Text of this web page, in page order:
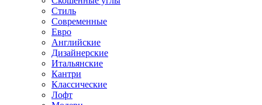
Стиль
Современные
Евро
Английские
Дизайнерские
Итальянские
Кантри
Классические
Лофт